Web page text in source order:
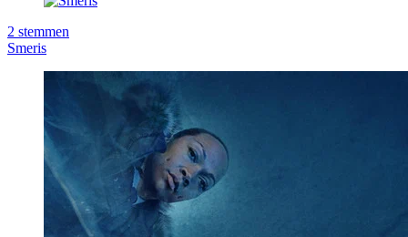
2 stemmen
Smeris